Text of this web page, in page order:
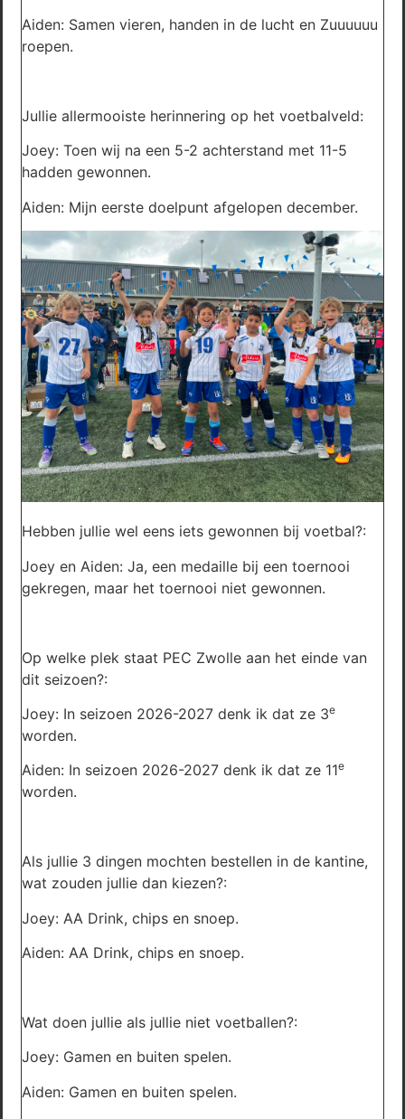
Aiden: Samen vieren, handen in de lucht en Zuuuuuu
roepen.
Jullie allermooiste herinnering op het voetbalveld:
Joey: Toen wij na een 5-2 achterstand met 11-5
hadden gewonnen.
Aiden: Mijn eerste doelpunt afgelopen december.
Hebben jullie wel eens iets gewonnen bij voetbal?:
Joey en Aiden: Ja, een medaille bij een toernooi
gekregen, maar het toernooi niet gewonnen.
Op welke plek staat PEC Zwolle aan het einde van
dit seizoen?:
Joey: In seizoen 2026-2027 denk ik dat ze 3e
worden.
Aiden: In seizoen 2026-2027 denk ik dat ze 11e
worden.
Als jullie 3 dingen mochten bestellen in de kantine,
wat zouden jullie dan kiezen?:
Joey: AA Drink, chips en snoep.
Aiden: AA Drink, chips en snoep.
Wat doen jullie als jullie niet voetballen?:
Joey: Gamen en buiten spelen.
Aiden: Gamen en buiten spelen.